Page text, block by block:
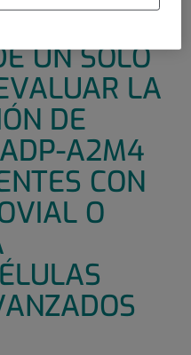
UN SOLO
LA
DE
A2M4
CON
O